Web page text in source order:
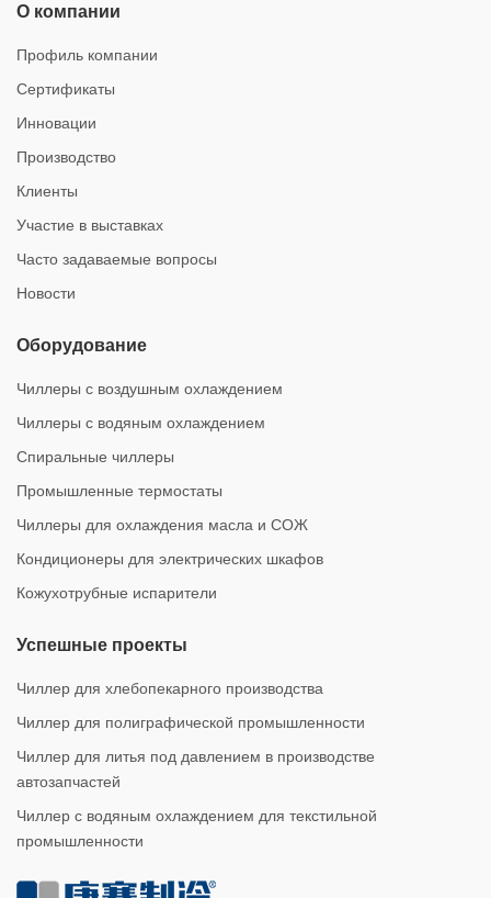
О компании
Профиль компании
Сертификаты
Инновации
Производство
Клиенты
Участие в выставках
Часто задаваемые вопросы
Новости
Оборудование
Чиллеры с воздушным охлаждением
Чиллеры с водяным охлаждением
Спиральные чиллеры
Промышленные термостаты
Чиллеры для охлаждения масла и СОЖ
Кондиционеры для электрических шкафов
Кожухотрубные испарители
Успешные проекты
Чиллер для хлебопекарного производства
Чиллер для полиграфической промышленности
Чиллер для литья под давлением в производстве
автозапчастей
Чиллер с водяным охлаждением для текстильной
промышленности